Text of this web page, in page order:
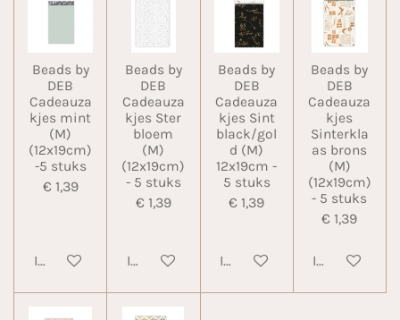
Beads by
DEB
Cadeauza
kjes mint
(M)
(12x19cm)
-5 stuks
€ 1,39
In winkelwagen
Beads by
DEB
Cadeauza
kjes Ster
bloem
(M)
(12x19cm)
- 5 stuks
€ 1,39
In winkelwagen
Beads by
DEB
Cadeauza
kjes Sint
black/gol
d (M)
12x19cm -
5 stuks
€ 1,39
In winkelwagen
Beads by
DEB
Cadeauza
kjes
Sinterkla
as brons
(M)
(12x19cm)
- 5 stuks
€ 1,39
In